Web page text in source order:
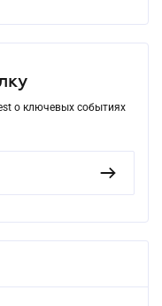
о ключевых событиях